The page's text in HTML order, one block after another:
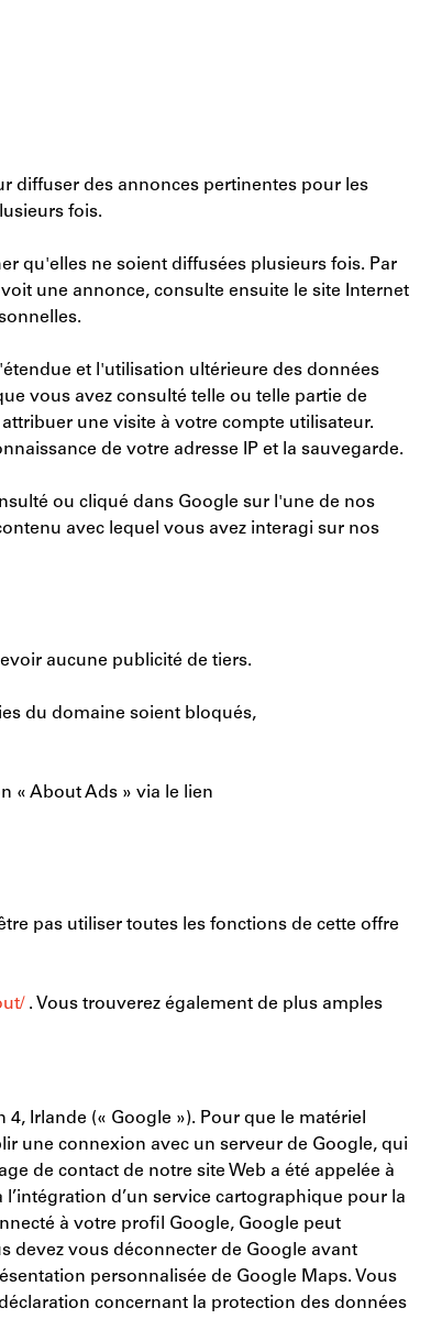
diffuser des annonces pertinentes pour les
fois.
qu'elles ne soient diffusées plusieurs fois. Par
une annonce, consulte ensuite le site Internet
et l'utilisation ultérieure des données
vous avez consulté telle ou telle partie de
une visite à votre compte utilisateur.
de votre adresse IP et la sauvegarde.
ou cliqué dans Google sur l'une de nos
avec lequel vous avez interagi sur nos
aucune publicité de tiers.
du domaine soient bloqués,
« About Ads » via le lien
pas utiliser toutes les fonctions de cette offre
. Vous trouverez également de plus amples
Irlande (« Google »). Pour que le matériel
une connexion avec un serveur de Google, qui
de contact de notre site Web a été appelée à
d’un service cartographique pour la
à votre profil Google, Google peut
devez vous déconnecter de Google avant
personnalisée de Google Maps. Vous
concernant la protection des données